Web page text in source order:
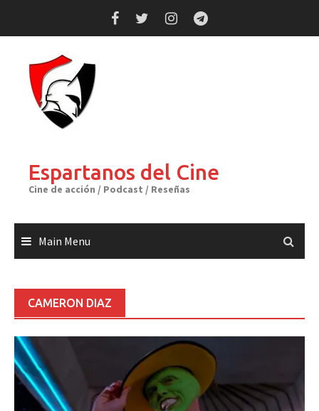
Espartanos del Cine
Cine de acción / Podcast / Reseñas
Main Menu
CAMERON DIAZ